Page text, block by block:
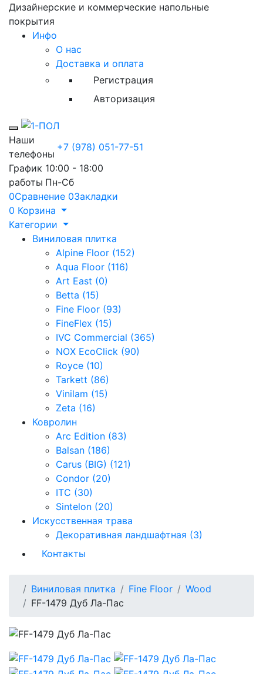
Дизайнерские и коммерческие напольные
покрытия
Инфо
О нас
Доставка и оплата
Регистрация
Авторизация
Toggle mobile menu
Наши
телефоны
+7 (978) 051-77-51
График
работы
10:00 - 18:00
Пн-Сб
0Сравнение 0Закладки
0 Корзина
Категории
Виниловая плитка
Alpine Floor (152)
Aqua Floor (116)
Art East (0)
Betta (15)
Fine Floor (93)
FineFlex (15)
IVC Commercial (365)
NOX EcoClick (90)
Royce (10)
Tarkett (86)
Vinilam (15)
Zeta (16)
Ковролин
Arc Edition (83)
Balsan (186)
Carus (BIG) (121)
Condor (20)
ITC (30)
Sintelon (20)
Искусственная трава
Декоративная ландшафтная (3)
Контакты
Виниловая плитка Fine Floor
Wood
FF-1479 Дуб Ла-Пас